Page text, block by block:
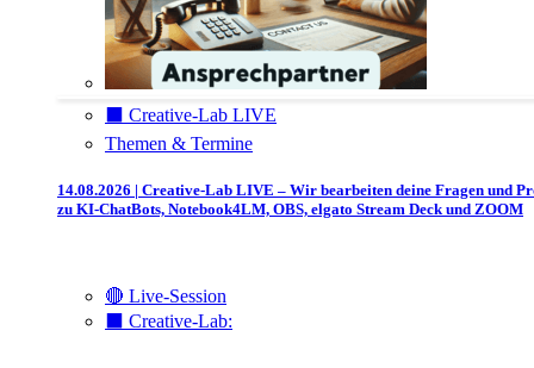
⬛️ Creative-Lab LIVE
Themen & Termine
14.08.2026 | Creative-Lab LIVE – Wir bearbeiten deine Fragen und
zu KI-ChatBots, Notebook4LM, OBS, elgato Stream Deck und ZOOM
🔴 Live-Session
⬛️ Creative-Lab: